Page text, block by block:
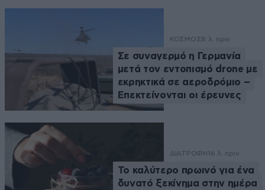
ΚΟΣΜΟΣ8 λ. πριν
Σε συναγερμό η Γερμανία
μετά τον εντοπισμό drone με
εκρηκτικά σε αεροδρόμιο –
Επεκτείνονται οι έρευνες
ΔΙΑΤΡΟΦΗ 16 λ. πριν
Το καλύτερο πρωινό για ένα
δυνατό ξεκίνημα στην ημέρα